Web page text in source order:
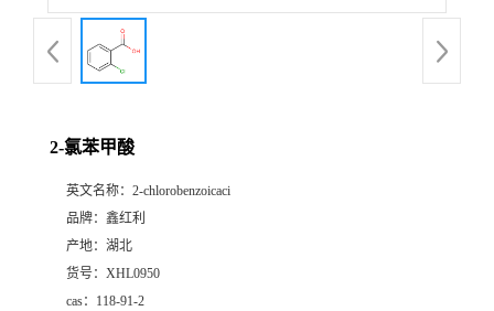
2-氯苯甲酸
英文名称： 2-chlorobenzoicaci
品牌： 鑫红利
产地： 湖北
货号： XHL0950
cas： 118-91-2